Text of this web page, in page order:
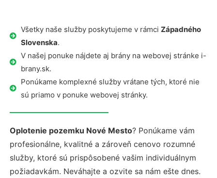
Všetky naše služby poskytujeme v rámci Západného
Slovenska.
V našej ponuke nájdete aj brány na webovej stránke i-
brany.sk.
Ponúkame komplexné služby vrátane tých, ktoré nie
sú priamo v ponuke webovej stránky.
Oplotenie pozemku Nové Mesto? Ponúkame vám
profesionálne, kvalitné a zároveň cenovo rozumné
služby, ktoré sú prispôsobené vašim individuálnym
požiadavkám. Neváhajte a ozvite sa nám ešte dnes.